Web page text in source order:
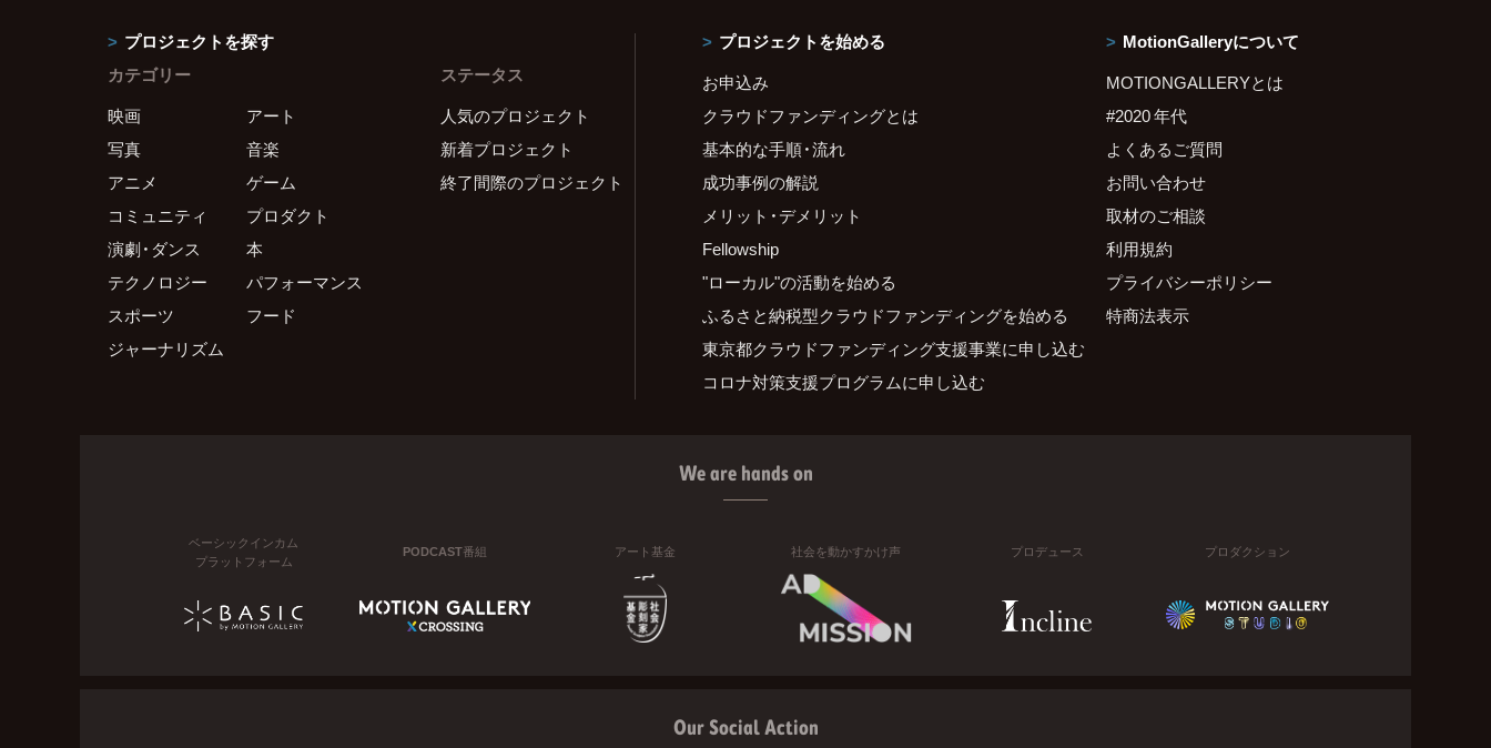
プロジェクトを探す
カテゴリー
映画
アート
写真
音楽
アニメ
ゲーム
コミュニティ
プロダクト
演劇・ダンス
本
テクノロジー
パフォーマンス
スポーツ
フード
ジャーナリズム
ステータス
人気のプロジェクト
新着プロジェクト
終了間際のプロジェクト
プロジェクトを始める
お申込み
クラウドファンディングとは
基本的な手順・流れ
成功事例の解説
メリット・デメリット
Fellowship
"ローカル"の活動を始める
ふるさと納税型クラウドファンディングを始める
東京都クラウドファンディング支援事業に申し込む
コロナ対策支援プログラムに申し込む
MotionGalleryについて
MOTIONGALLERYとは
#2020 年代
よくあるご質問
お問い合わせ
取材のご相談
利用規約
プライバシーポリシー
特商法表示
We are hands on
ベーシックインカム
プラットフォーム
PODCAST番組 アート基金 社会を動かすかけ声 プロデュース プロダクション
Our Social Action